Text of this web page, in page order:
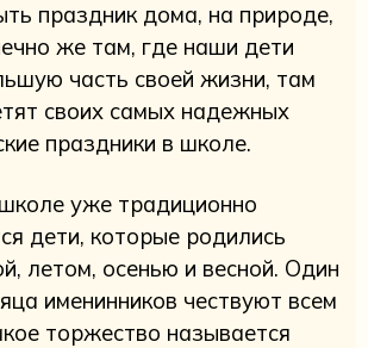
праздник дома, на природе,
же там, где наши дети
часть своей жизни, там
своих самых надежных
праздники в школе.
уже традиционно
дети, которые родились
летом, осенью и весной. Один
именинников чествуют всем
торжество называется